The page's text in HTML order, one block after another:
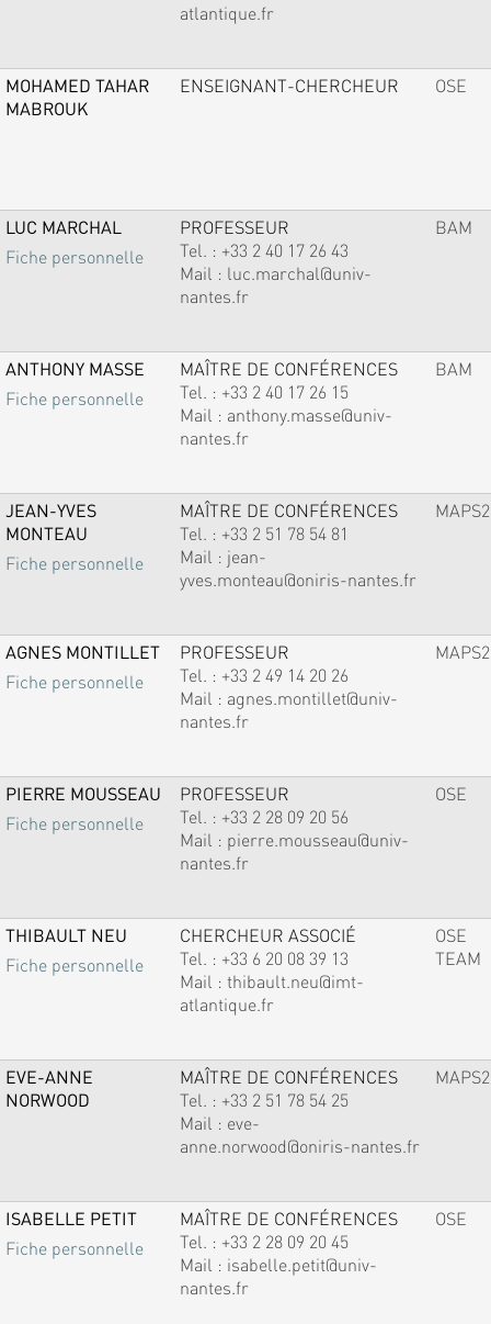
atlantique.fr
MOHAMED TAHAR
MABROUK
ENSEIGNANT-CHERCHEUR OSE
LUC MARCHAL
Fiche personnelle
PROFESSEUR
Tel. : +33 2 40 17 26 43
Mail : luc.marchal@univ-
nantes.fr
BAM
ANTHONY MASSE
Fiche personnelle
MAÎTRE DE CONFÉRENCES
Tel. : +33 2 40 17 26 15
Mail : anthony.masse@univ-
nantes.fr
BAM
JEAN-YVES
MONTEAU
Fiche personnelle
MAÎTRE DE CONFÉRENCES
Tel. : +33 2 51 78 54 81
Mail : jean-
yves.monteau@oniris-nantes.fr
MAPS2
AGNES MONTILLET
Fiche personnelle
PROFESSEUR
Tel. : +33 2 49 14 20 26
Mail : agnes.montillet@univ-
nantes.fr
MAPS2
PIERRE MOUSSEAU
Fiche personnelle
PROFESSEUR
Tel. : +33 2 28 09 20 56
Mail : pierre.mousseau@univ-
nantes.fr
OSE
THIBAULT NEU
Fiche personnelle
CHERCHEUR ASSOCIÉ
Tel. : +33 6 20 08 39 13
Mail : thibault.neu@imt-
atlantique.fr
OSE
TEAM
EVE-ANNE
NORWOOD
MAÎTRE DE CONFÉRENCES
Tel. : +33 2 51 78 54 25
Mail : eve-
anne.norwood@oniris-nantes.fr
MAPS2
ISABELLE PETIT
Fiche personnelle
MAÎTRE DE CONFÉRENCES
Tel. : +33 2 28 09 20 45
Mail : isabelle.petit@univ-
nantes.fr
OSE